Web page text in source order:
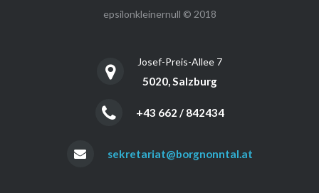
epsilonkleinernull © 2018
Josef-Preis-Allee 7
5020, Salzburg
+43 662 / 842434
sekretariat@borgnonntal.at